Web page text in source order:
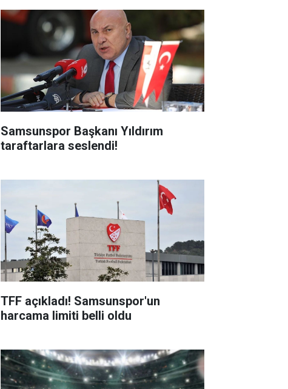
Samsunspor Başkanı Yıldırım
taraftarlara seslendi!
TFF açıkladı! Samsunspor'un
harcama limiti belli oldu